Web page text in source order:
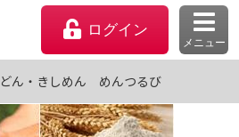
ログイン
メニュー
ん・きしめん めんつるび
つるび